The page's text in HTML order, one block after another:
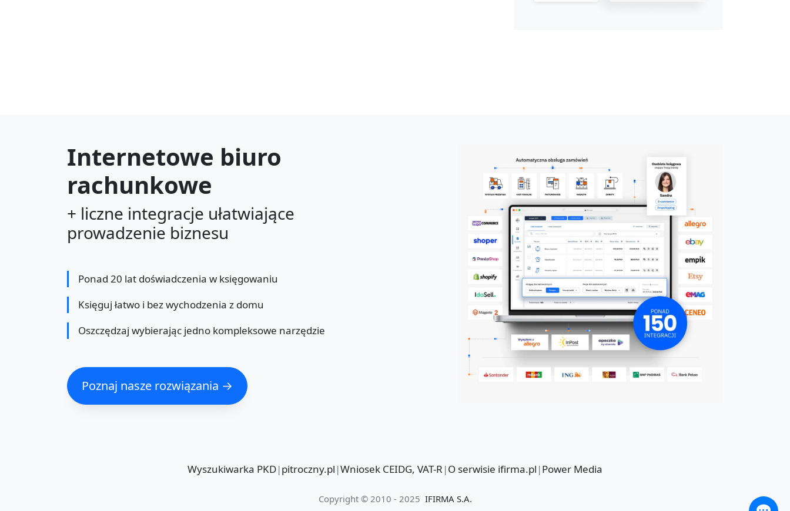
Internetowe biuro
rachunkowe
+ liczne integracje ułatwiające
prowadzenie biznesu
Ponad 20 lat doświadczenia w księgowaniu
Księguj łatwo i bez wychodzenia z domu
Oszczędzaj wybierając jedno kompleksowe narzędzie
Poznaj nasze rozwiązania →
Wyszukiwarka PKD|pitroczny.pl |Wniosek CEIDG, VAT-R |O serwisie ifirma.pl |Power Media
Copyright © 2010 - 2025 IFIRMA S.A.